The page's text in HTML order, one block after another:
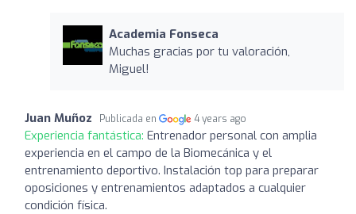
Academia Fonseca
Muchas gracias por tu valoración,
Miguel!
Juan Muñoz Publicada en 4 years ago
Experiencia fantástica: Entrenador personal con amplia
experiencia en el campo de la Biomecánica y el
entrenamiento deportivo. Instalación top para preparar
oposiciones y entrenamientos adaptados a cualquier
condición física.